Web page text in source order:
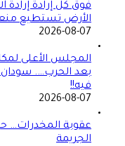
فوق كل إرادة إرادة
الأرض تستطيع
2026-08-07
المجلس الأعلى
بعد الحرب….
فيه!!
2026-08-07
عقوبة المخدرات…
الجريمة